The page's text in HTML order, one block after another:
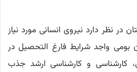
در نظر دارد نیروی انسانی مورد نیاز
بومی واجد شرایط فارغ‌ التحصیل در
کارشناسی و کارشناسی ارشد جذب